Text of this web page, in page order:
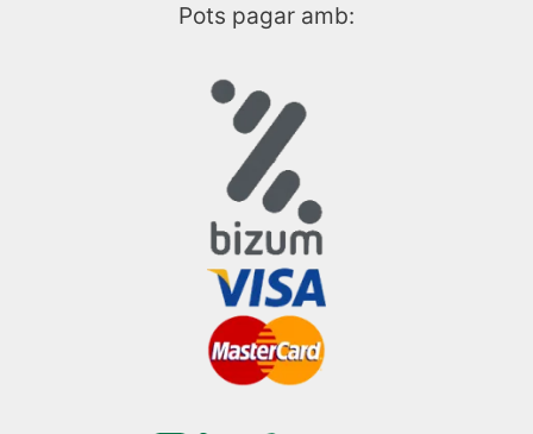
Pots pagar amb: